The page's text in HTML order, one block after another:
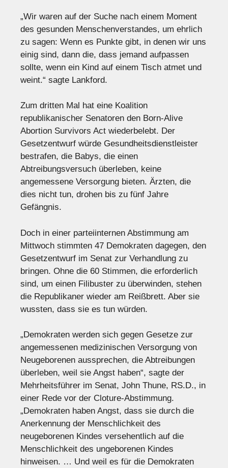
„Wir waren auf der Suche nach einem Moment
des gesunden Menschenverstandes, um ehrlich
zu sagen: Wenn es Punkte gibt, in denen wir uns
einig sind, dann die, dass jemand aufpassen
sollte, wenn ein Kind auf einem Tisch atmet und
weint.“ sagte Lankford.
Zum dritten Mal hat eine Koalition
republikanischer Senatoren den Born-Alive
Abortion Survivors Act wiederbelebt. Der
Gesetzentwurf würde Gesundheitsdienstleister
bestrafen, die Babys, die einen
Abtreibungsversuch überleben, keine
angemessene Versorgung bieten. Ärzten, die
dies nicht tun, drohen bis zu fünf Jahre
Gefängnis.
Doch in einer parteiinternen Abstimmung am
Mittwoch stimmten 47 Demokraten dagegen, den
Gesetzentwurf im Senat zur Verhandlung zu
bringen. Ohne die 60 Stimmen, die erforderlich
sind, um einen Filibuster zu überwinden, stehen
die Republikaner wieder am Reißbrett. Aber sie
wussten, dass sie es tun würden.
„Demokraten werden sich gegen Gesetze zur
angemessenen medizinischen Versorgung von
Neugeborenen aussprechen, die Abtreibungen
überleben, weil sie Angst haben“, sagte der
Mehrheitsführer im Senat, John Thune, RS.D., in
einer Rede vor der Cloture-Abstimmung.
„Demokraten haben Angst, dass sie durch die
Anerkennung der Menschlichkeit des
neugeborenen Kindes versehentlich auf die
Menschlichkeit des ungeborenen Kindes
hinweisen. … Und weil es für die Demokraten